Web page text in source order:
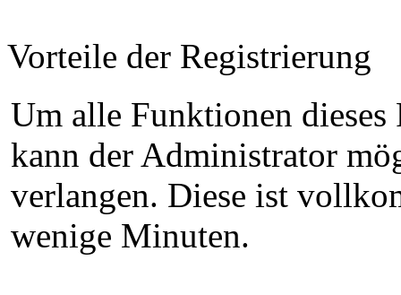
Vorteile der Registrierung
Um alle Funktionen
kann der Administrator
verlangen. Diese ist
wenige Minuten.